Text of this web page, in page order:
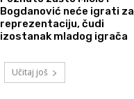
Bogdanović neće igrati za
reprezentaciju, čudi
izostanak mladog igrača
Učitaj još